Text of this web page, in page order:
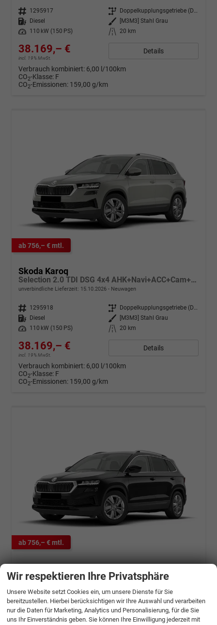
Fahrzeugnr. 1295917 Getriebe
Doppelkupplungsgetriebe (DSG)
Kraftstoff
Diesel Außenfarbe
[M3M3] Stahl Grau
Leistung
110 kW (150 PS) Kilometerstand 20 km
38.169,– €
incl. 19% MwSt.
Details
Verbrauch kombiniert: 6,00 l/100km
CO2-Klasse: F
CO2-Emissionen: 159,00 g/km
ab 756,– € mtl.
Skoda Karoq
Selection 2.0 TDI DSG 4x4 AHK+Navi+ACC+Cam+Winter+eHeck+Ambiente+Lodge+GV5
unverbindliche Lieferzeit: 15.10.2026 Neuwagen
Fahrzeugnr. 1295918 Getriebe
Doppelkupplungsgetriebe (DSG)
Kraftstoff
Diesel Außenfarbe
[M3M3] Stahl Grau
Leistung
110 kW (150 PS) Kilometerstand 20 km
38.169,– €
incl. 19% MwSt.
Details
Verbrauch kombiniert: 6,00 l/100km
CO2-Klasse: F
CO2-Emissionen: 159,00 g/km
ab 756,– € mtl.
Fahrzeugnr. 1295919 Getriebe
Doppelkupplungsgetriebe (DSG)
[1Z1Z] Black Magic Metallic
Wir respektieren Ihre Privatsphäre
Unsere Website setzt Cookies ein, um unsere Dienste für Sie
bereitzustellen. Hierbei berücksichtigen wir Ihre Auswahl und verarbeiten
nur die Daten für Marketing, Analytics und Personalisierung, für die Sie
uns Ihr Einverständnis geben. Sie können Ihre Einwilligung jederzeit mit